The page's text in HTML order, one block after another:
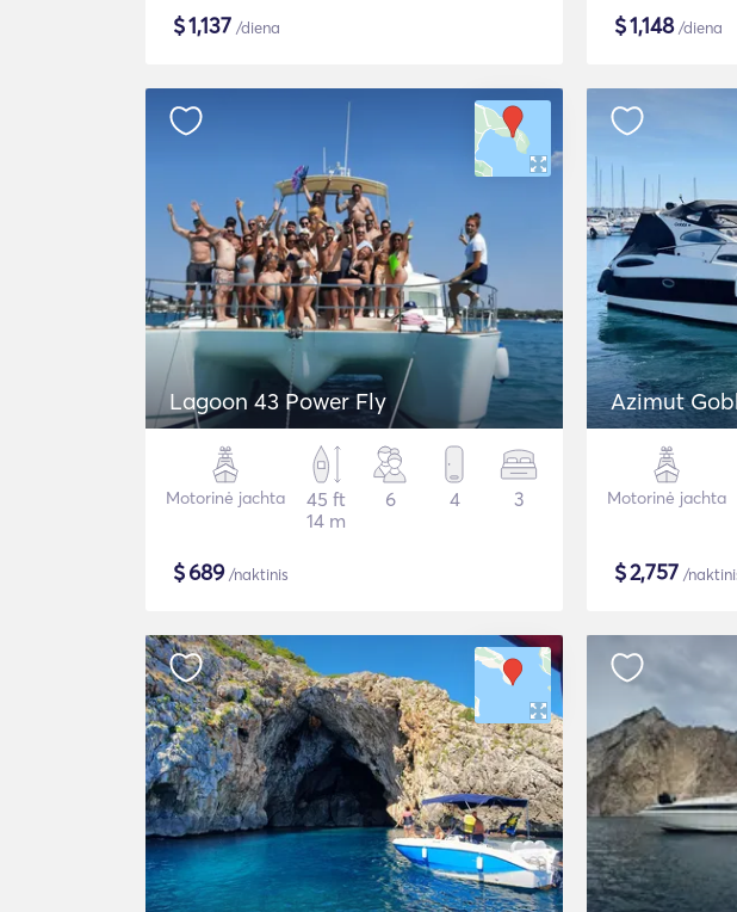
$1,137 /diena $1,148/diena
Lagoon 43 Power Fly
Motorinė jachta
45 ft
14 m
6 4 3
$689/naktinis
Azimut
Motorinė jachta
$2,757 /